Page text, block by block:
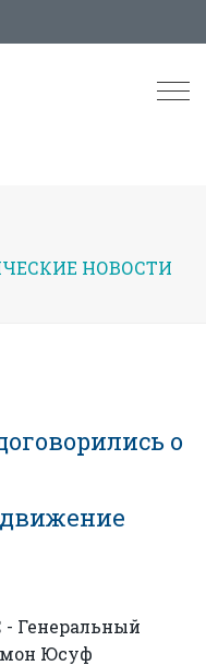
НОВОСТИ
о
Генеральный
Юсуф